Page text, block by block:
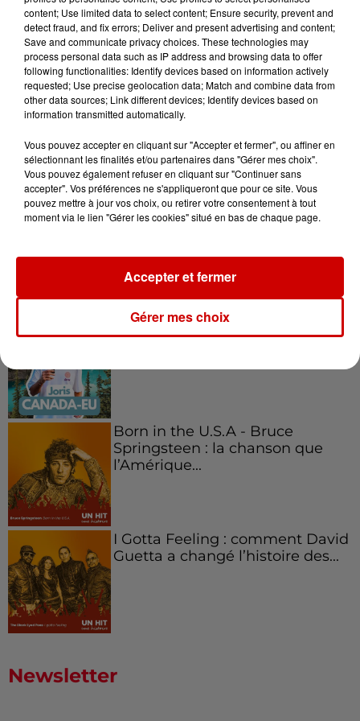
Le Duel - Gagnez votre balade
en jet ski !
Podcasts Voir plus
Kelly Massol, figure
Aménager un school bus au
Canada et accueillir les bleus à
Born in the U.S.A - Bruce
Springsteen : la chanson que
l’Amérique...
I Gotta Feeling : comment David
Guetta a changé l’histoire des...
Newsletter
content; Use limited data to select content; Ensure security, prevent and
detect fraud, and fix errors; Deliver and present advertising and content;
Save and communicate privacy choices. These technologies may
process personal data such as IP address and browsing data to offer
following functionalities: Identify devices based on information actively
requested; Use precise geolocation data; Match and combine data from
other data sources; Link different devices; Identify devices based on
information transmitted automatically.
Vous pouvez accepter en cliquant sur "Accepter et fermer", ou affiner en
sélectionnant les finalités et/ou partenaires dans "Gérer mes choix".
Vous pouvez également refuser en cliquant sur "Continuer sans
accepter". Vos préférences ne s'appliqueront que pour ce site. Vous
pouvez mettre à jour vos choix, ou retirer votre consentement à tout
moment via le lien "Gérer les cookies" situé en bas de chaque page.
Gérer mes choix
Accepter et fermer